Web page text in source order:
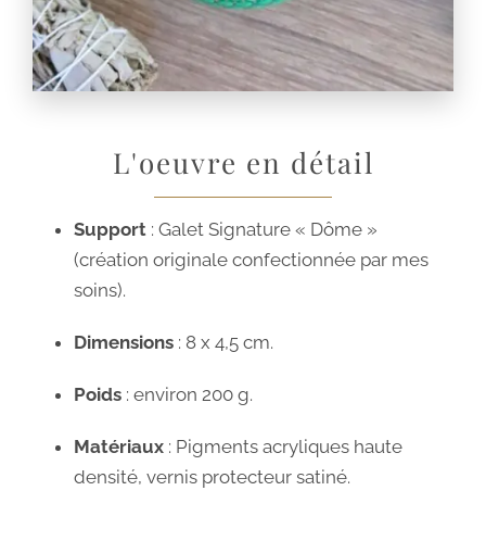
L'oeuvre en détail
Support : Galet Signature « Dôme »
(création originale confectionnée par mes
soins).
Dimensions : 8 x 4,5 cm.
Poids : environ 200 g.
Matériaux : Pigments acryliques haute
densité, vernis protecteur satiné.